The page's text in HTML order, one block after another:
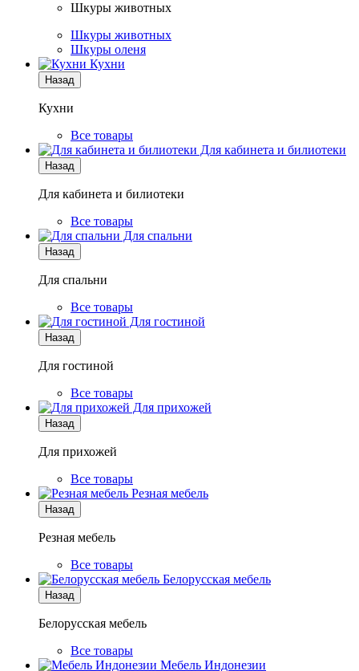
Шкуры животных
Шкуры животных
Шкуры оленя
Кухни
Назад
Кухни
Все товары
Для кабинета и билиотеки
Назад
Для кабинета и билиотеки
Все товары
Для спальни
Назад
Для спальни
Все товары
Для гостиной
Назад
Для гостиной
Все товары
Для прихожей
Назад
Для прихожей
Все товары
Резная мебель
Назад
Резная мебель
Все товары
Белорусская мебель
Назад
Белорусская мебель
Все товары
Мебель Индонезии